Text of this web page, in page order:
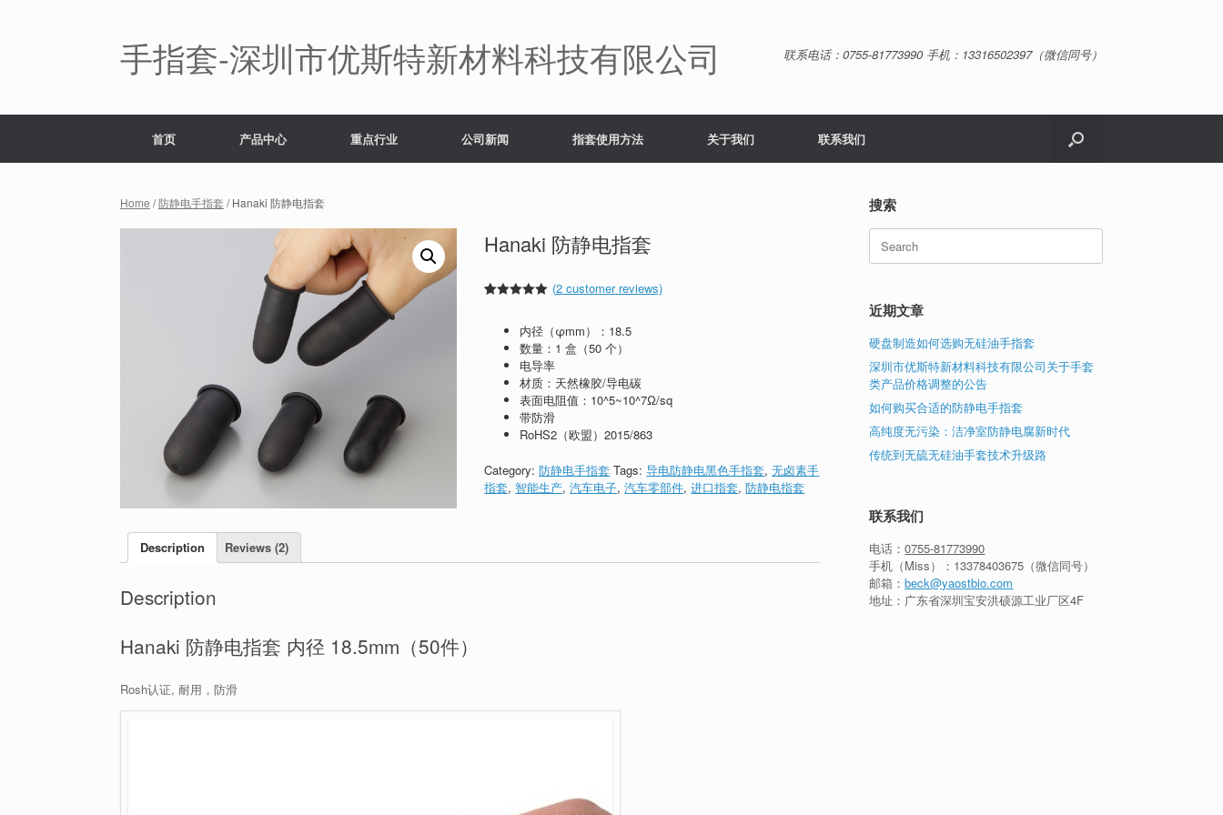
手指套-深圳市优斯特新材料科技有限公司 联系电话：0755-81773990 手机：13316502397（微信同号）
首页 产品中心 重点行业 公司新闻 指套使用方法 关于我们 联系我们
Home /防静电手指套 / Hanaki 防静电指套
Hanaki 防静电指套
based on
customer
ratings
(2customer reviews)
内径（φmm）：18.5
数量：1 盒（50 个）
电导率
材质：天然橡胶/导电碳
表面电阻值：10^5~10^7Ω/sq
带防滑
RoHS2（欧盟）2015/863
Category:防静电手指套 Tags:导电防静电黑色手指套,无卤素手
指套,智能生产,汽车电子,汽车零部件,进口指套,防静电指套
Description Reviews (2)
Description
Hanaki 防静电指套 内径 18.5mm（50件）
Rosh认证, 耐用，防滑
搜索
Search
for:
近期文章
硬盘制造如何选购无硅油手指套
深圳市优斯特新材料科技有限公司关于手套
类产品价格调整的公告
如何购买合适的防静电手指套
高纯度无污染：洁净室防静电腐新时代
传统到无硫无硅油手套技术升级路
联系我们
电话：0755-81773990
手机（Miss）： 13378403675 （微信同号）
邮箱：beck@yaostbio.com
地址：广东省深圳宝安洪硕源工业厂区4F